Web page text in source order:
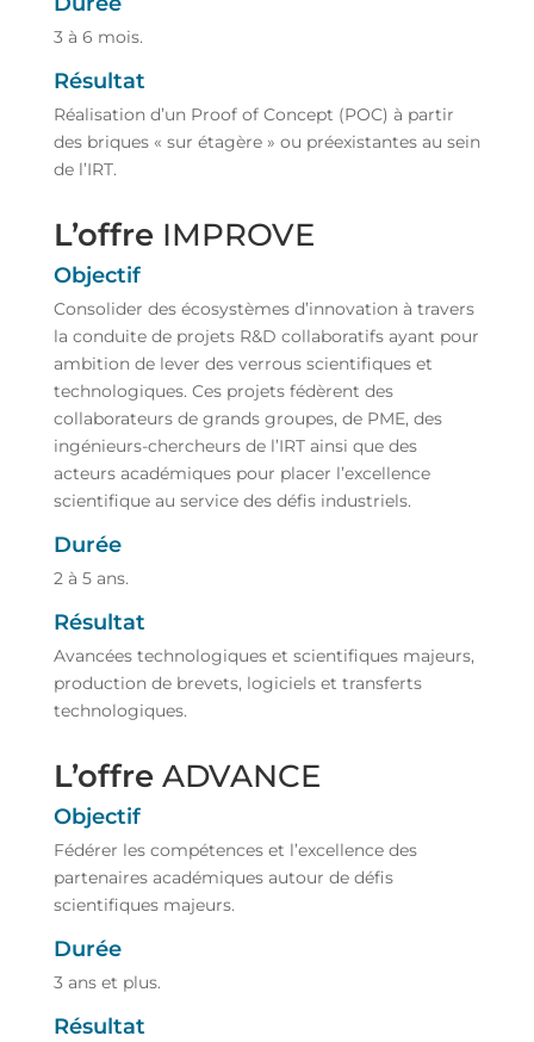
3 à 6 mois.
Résultat
Réalisation d’un Proof of Concept (POC) à partir
des briques « sur étagère » ou préexistantes au sein
de l’IRT.
L’offreIMPROVE
Objectif
Consolider des écosystèmes d’innovation à travers
la conduite de projets R&D collaboratifs ayant pour
ambition de lever des verrous scientifiques et
technologiques. Ces projets fédèrent des
collaborateurs de grands groupes, de PME, des
ingénieurs-chercheurs de l’IRT ainsi que des
acteurs académiques pour placer l’excellence
scientifique au service des défis industriels.
Durée
2 à 5 ans.
Résultat
Avancées technologiques et scientifiques majeurs,
production de brevets, logiciels et transferts
technologiques.
L’offreADVANCE
Objectif
Fédérer les compétences et l’excellence des
partenaires académiques autour de défis
scientifiques majeurs.
Durée
3 ans et plus.
Résultat